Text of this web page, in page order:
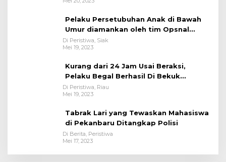
Pelaku Persetubuhan Anak di Bawah
Umur diamankan oleh tim Opsnal
Polsek Tualang-Polres Siak-Polda Riau
Di Peristiwa, Siak
Mei 19, 2023
Kurang dari 24 Jam Usai Beraksi,
Pelaku Begal Berhasil Di Bekuk
Satreskrim Polres Kuansing
Di Peristiwa, Riau
Mei 19, 2023
Tabrak Lari yang Tewaskan Mahasiswa
di Pekanbaru Ditangkap Polisi
Di Berita, Peristiwa
Mei 17, 2023